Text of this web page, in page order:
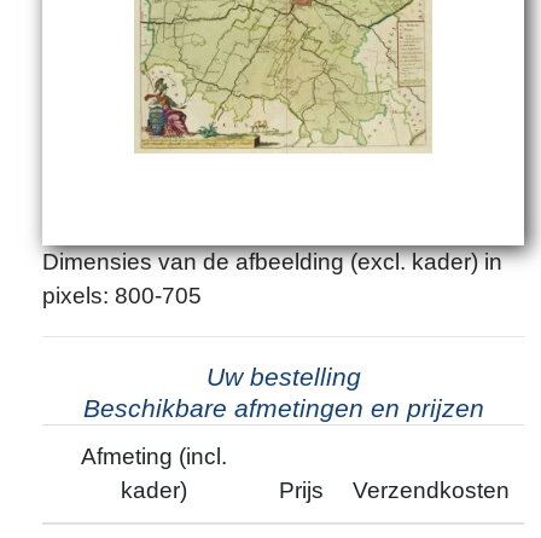
Dimensies van de afbeelding (excl. kader) in
pixels: 800-705
Uw bestelling
Beschikbare afmetingen en prijzen
Afmeting (incl.
kader)
Prijs Verzendkosten